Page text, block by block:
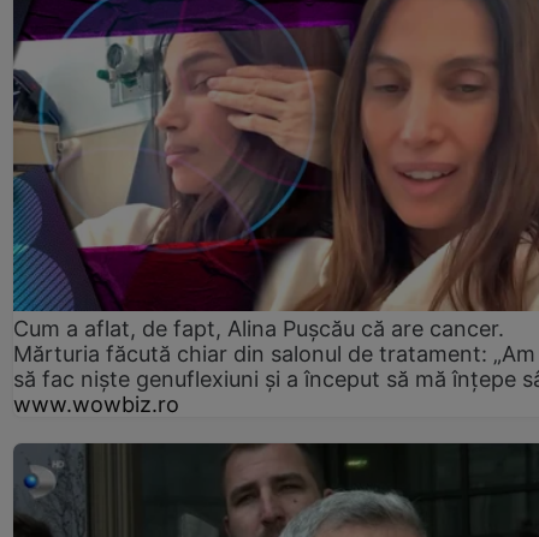
Cum a aflat, de fapt, Alina Pușcău că are cancer.
Mărturia făcută chiar din salonul de tratament:
să fac niște genuflexiuni și a început să mă înțepe
www.wowbiz.ro